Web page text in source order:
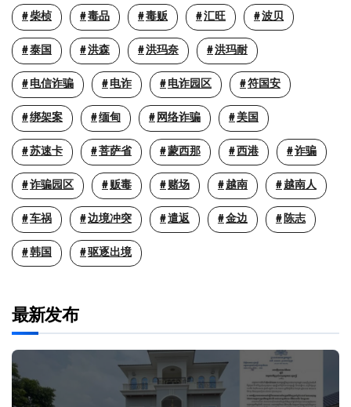
柴桢 毒品 毒贩 汇旺 波贝
泰国 洪森 洪玛奈 洪玛耐
电信诈骗 电诈 电诈园区 符国安
绑架案 缅甸 网络诈骗 美国
苏速卡 菩萨省 蒙西那 西港 诈骗
诈骗园区 贩毒 赌场 越南 越南人
车祸 边境冲突 遣返 金边 陈志
韩国 驱逐出境
最新发布